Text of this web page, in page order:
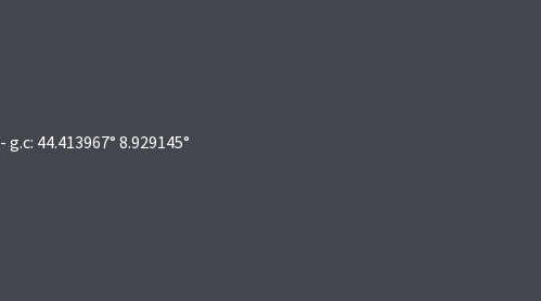
44.413967° 8.929145°